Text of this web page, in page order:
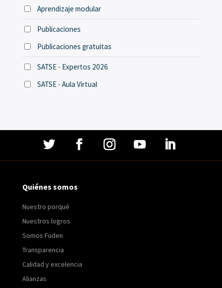
Aprendizaje modular
Publicaciones
Publicaciones gratuitas
SATSE - Expertos 2026
SATSE - Aula Virtual
Quiénes somos
Nuestro porqué
Nuestros logros
Somos Fuden
Transparencia
Calidad y excelencia
Alianzas